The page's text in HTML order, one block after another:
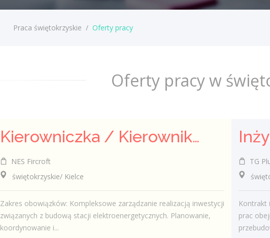
Praca świętokrzyskie / Oferty pracy
Oferty pracy w
Kierowniczka / Kierownik projektu – Elektroenergetyka
NES Fircroft
świętokrzyskie/ Kielce
Zakres obowiązków: Kompleksowe zarządzanie realizacją inwestycji
związanych z budową stacji elektroenergetycznych. Planowanie,
koordynowanie i...
TG
Kontrakt
prac